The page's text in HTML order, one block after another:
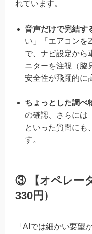
れています。
音声だけで完結す
い」「エアコンを
で、ナビ設定から
ニターを注視（脇
安全性が飛躍的に
ちょっとした調べ
の確認、さらには
といった質問にも
す。
③ 【オペレー
330円）
「AIでは細かい要望